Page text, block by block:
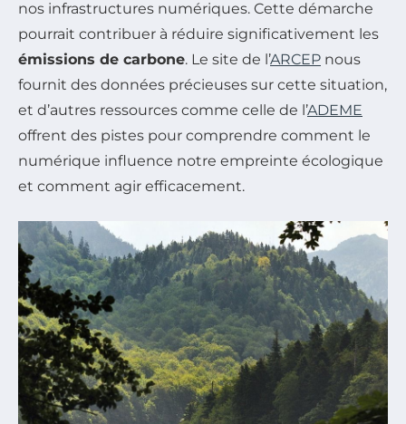
nos infrastructures numériques. Cette démarche
pourrait contribuer à réduire significativement les
émissions de carbone. Le site de l’ARCEP nous
fournit des données précieuses sur cette situation,
et d’autres ressources comme celle de l’ADEME
offrent des pistes pour comprendre comment le
numérique influence notre empreinte écologique
et comment agir efficacement.